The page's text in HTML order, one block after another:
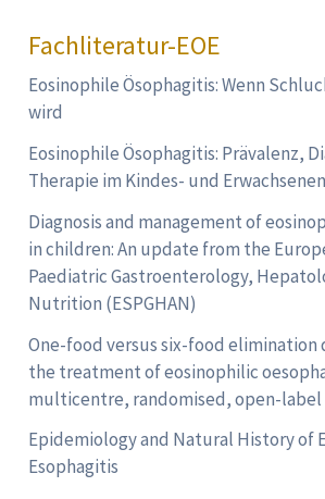
Fachliteratur-EOE
Eosinophile Ösophagitis: Wenn
wird
Eosinophile Ösophagitis: Prävalenz,
Therapie im Kindes- und
Diagnosis and management of
in children: An update from the
Paediatric Gastroenterology,
Nutrition (ESPGHAN)
One-food versus six-food
the treatment of eosinophilic
multicentre, randomised, open-
Epidemiology and Natural History of
Esophagitis